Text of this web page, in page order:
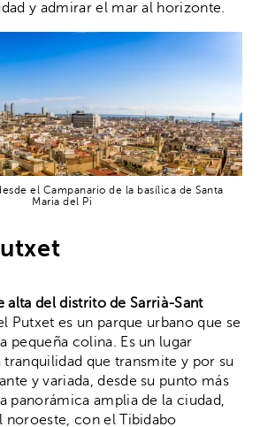
y admirar el mar al horizonte.
el Campanario de la basílica de Santa
Maria del Pi
alta del distrito de Sarrià-Sant
Putxet es un parque urbano que se
pequeña colina. Es un lugar
que transmite y por su
y variada, desde su punto más
panorámica amplia de la ciudad,
noroeste, con el Tibidabo